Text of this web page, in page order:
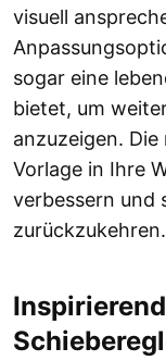
visuell
sogar eine
bietet, um
anzuzeigen.
Vorlage in Ihre
verbessern und
zurückzukehren.